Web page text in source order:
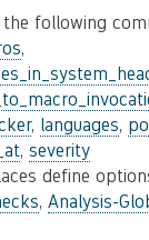
the following
,
, languages,
, severity
define
, Analysis-